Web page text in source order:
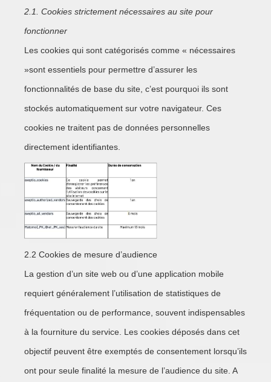
2.1. Cookies strictement nécessaires au site pour
fonctionner
Les cookies qui sont catégorisés comme « nécessaires
»sont essentiels pour permettre d’assurer les
fonctionnalités de base du site, c’est pourquoi ils sont
stockés automatiquement sur votre navigateur. Ces
cookies ne traitent pas de données personnelles
directement identifiantes.
2.2 Cookies de mesure d’audience
La gestion d’un site web ou d’une application mobile
requiert généralement l’utilisation de statistiques de
fréquentation ou de performance, souvent indispensables
à la fourniture du service. Les cookies déposés dans cet
objectif peuvent être exemptés de consentement lorsqu’ils
ont pour seule finalité la mesure de l’audience du site. A